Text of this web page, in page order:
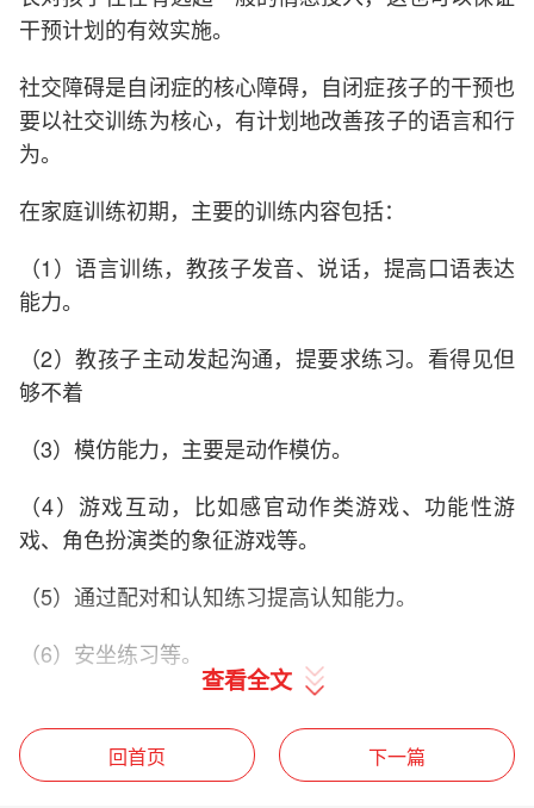
干预计划的有效实施。
社交障碍是自闭症的核心障碍，自闭症孩子的干预也
要以社交训练为核心，有计划地改善孩子的语言和行
为。
在家庭训练初期，主要的训练内容包括：
（1）语言训练，教孩子发音、说话，提高口语表达
能力。
（2）教孩子主动发起沟通，提要求练习。看得见但
够不着
（3）模仿能力，主要是动作模仿。
（4）游戏互动，比如感官动作类游戏、功能性游
戏、角色扮演类的象征游戏等。
（5）通过配对和认知练习提高认知能力。
（6）安坐练习等。
神对视、指令服从等多项基础训练。这些训练项目并
不是独立进行的，而是穿插在一系列的游戏互动和教
查看全文
回首页 下一篇